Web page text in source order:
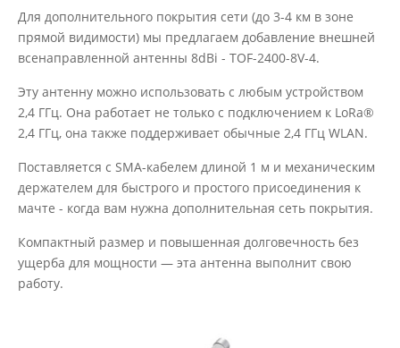
Для дополнительного покрытия сети (до 3-4 км в зоне
прямой видимости) мы предлагаем добавление внешней
всенаправленной антенны 8dBi - TOF-2400-8V-4.
Эту антенну можно использовать с любым устройством
2,4 ГГц. Она работает не только с подключением к LoRa®
2,4 ГГц, она также поддерживает обычные 2,4 ГГц WLAN.
Поставляется с SMA-кабелем длиной 1 м и механическим
держателем для быстрого и простого присоединения к
мачте - когда вам нужна дополнительная сеть покрытия.
Компактный размер и повышенная долговечность без
ущерба для мощности — эта антенна выполнит свою
работу.